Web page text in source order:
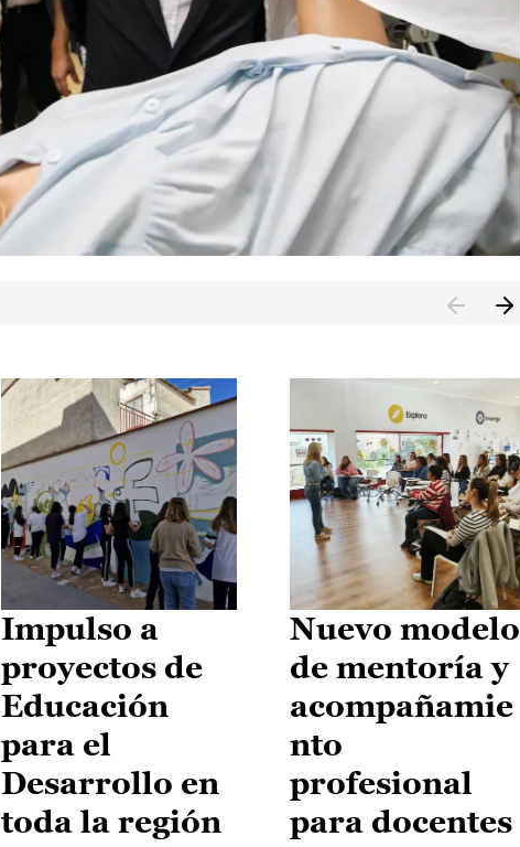
Impulso a
proyectos de
Educación
para el
Desarrollo en
toda la región
Nuevo modelo
de mentoría y
acompañamie
nto
profesional
para docentes